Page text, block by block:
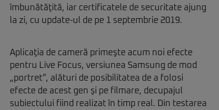
îmbunătăţită, iar certificatele de securitate ajung
la zi, cu update-ul de pe 1 septembrie 2019.
Aplicaţia de cameră primeşte acum noi efecte
pentru Live Focus, versiunea Samsung de mod
„portret”, alături de posibilitatea de a folosi
efecte de acest gen şi pe filmare, decupajul
subiectului fiind realizat în timp real. Din testarea